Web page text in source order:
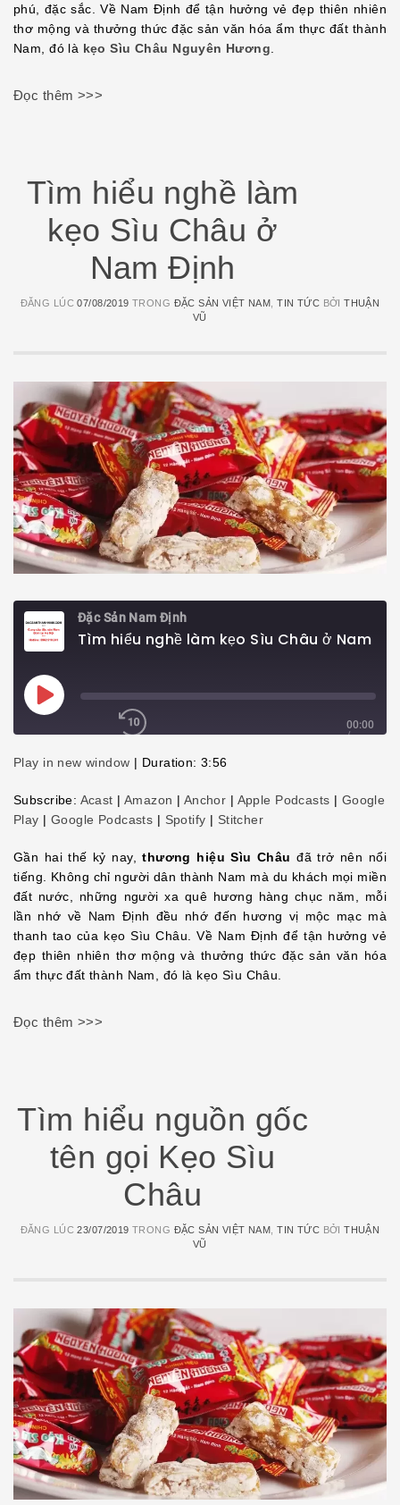
phú, đặc sắc. Về Nam Định để tận hưởng vẻ đẹp thiên nhiên
thơ mộng và thưởng thức đặc sản văn hóa ẩm thực đất thành
Nam, đó là kẹo Sìu Châu Nguyên Hương.
Đọc thêm >>>
Tìm hiểu nghề làm
kẹo Sìu Châu ở
Nam Định
ĐĂNG LÚC07/08/2019 TRONG ĐẶC SẢN VIỆT NAM,TIN TỨC BỞITHUẬN
VŨ
Đặc Sản Nam Định
Play
1x
00:00
/
SHARE
SHARE
LINK
EMBED
Play in new window | Duration: 3:56
Subscribe: Acast | Amazon | Anchor | Apple Podcasts | Google
Play | Google Podcasts | Spotify | Stitcher
Gần hai thế kỷ nay,thương hiệu Sìu Châu đã trở nên nổi
tiếng. Không chỉ người dân thành Nam mà du khách mọi miền
đất nước, những người xa quê hương hàng chục năm, mỗi
lần nhớ về Nam Định đều nhớ đến hương vị mộc mạc mà
thanh tao của kẹo Sìu Châu. Về Nam Định để tận hưởng vẻ
đẹp thiên nhiên thơ mộng và thưởng thức đặc sản văn hóa
ẩm thực đất thành Nam, đó là kẹo Sìu Châu.
Đọc thêm >>>
Tìm hiểu nguồn gốc
tên gọi Kẹo Sìu
Châu
ĐĂNG LÚC23/07/2019 TRONG ĐẶC SẢN VIỆT NAM ,TIN TỨC BỞITHUẬN
VŨ